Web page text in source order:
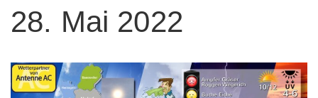
28. Mai 2022